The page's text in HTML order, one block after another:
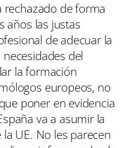
rechazado de forma
años las justas
de adecuar la
del
la formación
europeos, no
poner en evidencia
va a asumir la
UE. No les parecen